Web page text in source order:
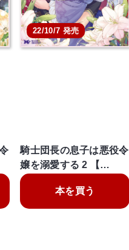
22/10/7 発売
騎士団長の息子は悪役令
嬢を溺愛する 2 【…
本を買う